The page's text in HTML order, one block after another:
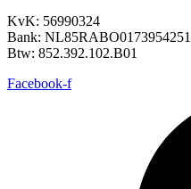
KvK: 56990324
Bank: NL85RABO0173954251
Btw: 852.392.102.B01
Facebook-f